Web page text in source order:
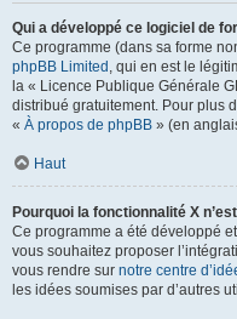
Qui a développé ce logiciel de
Ce programme (dans sa forme
phpBB Limited , qui en est le
la « Licence Publique Générale
distribué gratuitement. Pour plus
« À propos de phpBB » (en
Haut
Pourquoi la fonctionnalité X
Ce programme a été développé
vous souhaitez proposer
vous rendre sur notre centre
les idées soumises par d’autres